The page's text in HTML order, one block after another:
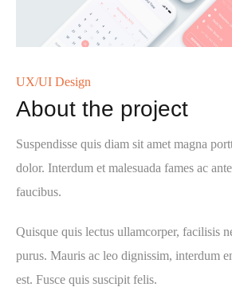
UX/UI Design
About the project
Suspendisse quis diam sit amet magna
dolor. Interdum et malesuada fames ac
faucibus.
Quisque quis lectus ullamcorper, facilisis
purus. Mauris ac leo dignissim, interdum
est. Fusce quis suscipit felis.